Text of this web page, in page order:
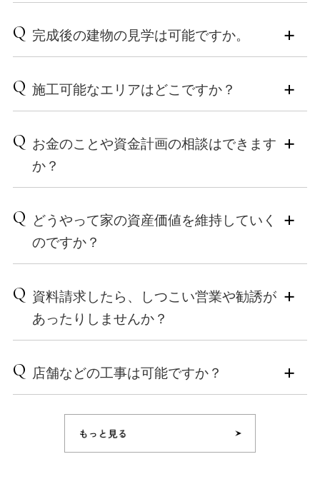
「思ったような間取りが実現できなかった」「日当た
りが想定と違って暗い家になってしまった」と後悔さ
れるケースも少なくありません。
工務店が土地探しの段階から関わることには、以下の
ような大きなメリットがあります。
・建築のプロの視点で、地盤や高低差、法規制などを
チェックできる
・間取りプランと土地の相性を事前にシミュレーショ
ンできる
資金計画を立てられる
小泉木材では、地域工務店ならではの土地勘もお伝え
しつつ、お客様と二人三脚で理想の土地選びをお手伝
地はあるけれど建てられるか不安」という段階でも、
お気軽にご相談ください。土地探しから家づくりま
で、一貫してサポートいたします。
資金計画のプランニングなどもお気軽にご相談くださ
い。
せん。新築と同等、あるいはそれ以上の性能を引き出
すための確かなノウハウを持って、お客様の大切な資
産を守り、高めます。
A
数字だけではない、弊社のこだわりと技術を、ぜひみ
完成後は見ることはできない、高断熱・高気密の内部
をご案内いたします。
開催情報は、公式サイト内の「イベント・お知らせ」
構造見学会のみどころ
・断熱・気密の処理など、職人の高い技術
・骨組みとなる木材の質やぬくもり、耐久等級最高ラ
・音の静かさ
・住まいのスケール感、こだわり抜いた素材や施工方
法
Q 完成後の建物の見学は可能ですか。
A
木造ならではの香りや空気感、そして高断熱・高気密
開催情報は、公式サイト内の「イベント・お知らせ」
ページよりご確認いただけます。
来場予約フォームまたは、お問い合わせから、お気軽
にお申し込みください。
Q 施工可能なエリアはどこですか？
A
も迅速に対応できるよう、弊社事務所から1時間圏内を
施工エリアとさせていただいております。下記をご参
考にしてください。柔軟に対応できる場合もございま
すので、ぜひ一度ご相談ください。
■神奈川県 横浜市 川崎市 海老名市 寒川町 愛川町 相模
原市南区 厚木市 座間市 綾瀬市 大和市 藤沢市 茅ヶ崎市
鎌倉市
■東京都 東京都町田市 東京都狛江市 東京都稲城市 東
Q お金のことや資金計画の相談はできます
か？
A
けます。
家づくりは、最初に無理のない資金計画を立てること
がもっとも重要です。Kizukiでは、建物本体以外にかか
る諸費用も含めた全体予算の算出から、お客様のライ
タルでサポートいたします。
ご相談いただける内容
・家づくりにかかる全体の費用内訳（本体工事費・諸
・住宅ローンの選び方と借入計画（金利タイプや返済
維持費を考慮）
Q
どうやって家の資産価値を維持していく
のですか？
A
記録」で、住まいの資産価値を長く守ります。
住まいの資産価値を維持するためには、「高い住宅性
能」と「適切な維持管理」が欠かせません。Kizukiで
建てた後も確実にお住まいを守る体制を整えていま
1. 計画的なメンテナンスと「住宅履歴情報（いえかる
て）」の蓄積
事前に長期メンテナンス計画を立て、修繕やリフォー
Q 資料請求したら、しつこい営業や勧誘が
あったりしませんか？
A
で、ご安心ください。
Q 店舗などの工事は可能ですか？
店舗の建築・施工も承っております。非住宅（住宅以
外の用途で使われる施設）もお気軽にご相談くださ